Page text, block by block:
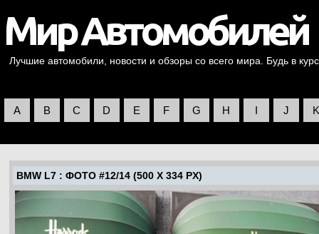
Лучшие автомобили, новости и обзоры со всего мира. Будь в
A B C D E F G H I J K
BMW L7 : ФОТО #12/14 (500 X 334 PX)